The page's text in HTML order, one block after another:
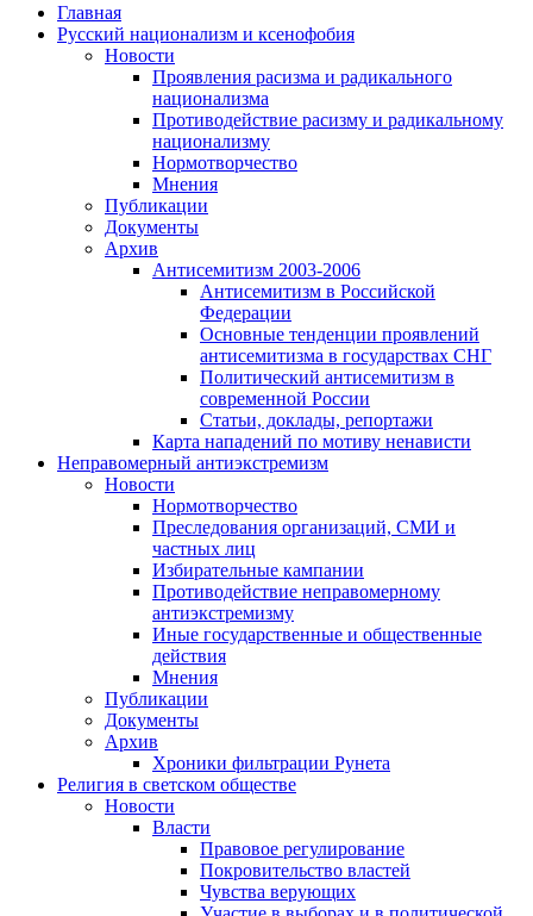
Главная
Русский национализм и ксенофобия
Новости
Проявления расизма и радикального
национализма
Противодействие расизму и радикальному
национализму
Нормотворчество
Мнения
Публикации
Документы
Архив
Антисемитизм 2003-2006
Антисемитизм в Российской
Федерации
Основные тенденции проявлений
антисемитизма в государствах СНГ
Политический антисемитизм в
современной России
Статьи, доклады, репортажи
Карта нападений по мотиву ненависти
Неправомерный антиэкстремизм
Новости
Нормотворчество
Преследования организаций, СМИ и
частных лиц
Избирательные кампании
Противодействие неправомерному
антиэкстремизму
Иные государственные и общественные
действия
Мнения
Публикации
Документы
Архив
Хроники фильтрации Рунета
Религия в светском обществе
Новости
Власти
Правовое регулирование
Покровительство властей
Чувства верующих